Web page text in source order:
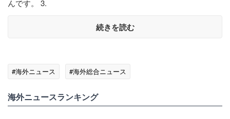
んです。 3.
続きを読む
#海外ニュース #海外総合ニュース
海外ニュースランキング